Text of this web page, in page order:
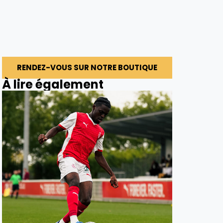
RENDEZ-VOUS SUR NOTRE BOUTIQUE
À lire également